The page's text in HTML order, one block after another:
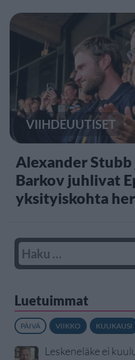
VIIHDEUUTISET
Alexander
Barkov juhlivat
yksityiskohta
Luetuimmat
PÄIVÄ VIIKKO KUUKAUSI
Leskeneläke ei